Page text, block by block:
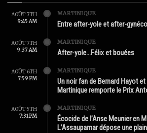
AOÛT 7TH
9:45 AM
MARTINIQUE
Entre after-yole et after-gynéco
AOÛT 7TH
9:37 AM
MARTINIQUE
After-yole…Félix et bouées
AOÛT 6TH
7:59 PM
MARTINIQUE
Un noir fan de Bernard Hayot
Martinique remporte le Prix
AOÛT 5TH
7:31 PM
MARTINIQUE
Écocide de l’Anse Meunier en
L’Assaupamar dépose une